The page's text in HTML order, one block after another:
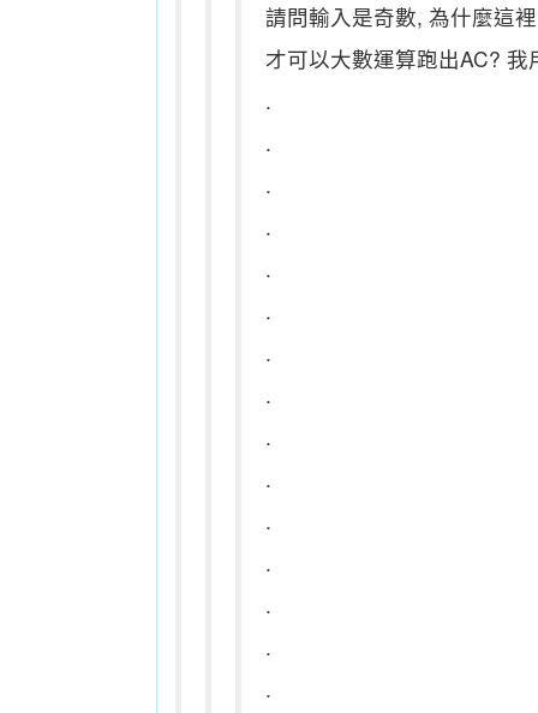
請問輸入是奇數, 為什麼這
才可以大數運算跑出AC?
.
.
.
.
.
.
.
.
.
.
.
.
.
.
.